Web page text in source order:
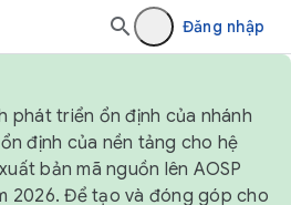
Đăng nhập
phát triển ổn định của nhánh
định của nền tảng cho hệ
bản mã nguồn lên AOSP
2026. Để tạo và đóng góp cho